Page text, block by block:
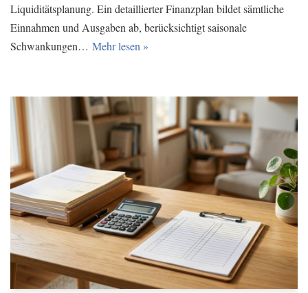
Liquiditätsplanung. Ein detaillierter Finanzplan bildet sämtliche
Einnahmen und Ausgaben ab, berücksichtigt saisonale
Schwankungen… Mehr lesen »